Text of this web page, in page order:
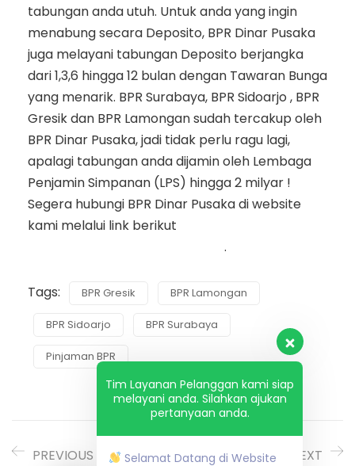
tabungan anda utuh. Untuk anda yang ingin
menabung secara Deposito, BPR Dinar Pusaka
juga melayani tabungan Deposito berjangka
dari 1,3,6 hingga 12 bulan dengan Tawaran Bunga
yang menarik. BPR Surabaya, BPR Sidoarjo , BPR
Gresik dan BPR Lamongan sudah tercakup oleh
BPR Dinar Pusaka, jadi tidak perlu ragu lagi,
apalagi tabungan anda dijamin oleh Lembaga
Penjamin Simpanan (LPS) hingga 2 milyar !
Segera hubungi BPR Dinar Pusaka di website
kami melalui link berikut
.
Tags: BPR Gresik BPR Lamongan
BPR Sidoarjo BPR Surabaya
Pinjaman BPR
PREVIOUS NEXT
Tim Layanan Pelanggan kami siap
melayani anda. Silahkan ajukan
pertanyaan anda.
Selamat Datang di Website